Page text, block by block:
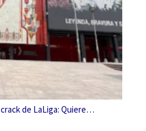
de LaLiga: Quiere…